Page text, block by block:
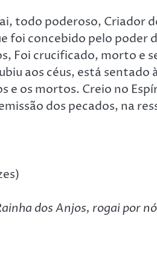
todo poderoso, Criador
foi concebido pelo poder
Foi crucificado, morto e
aos céus, está
e os mortos. Creio no
dos pecados, na
dos Anjos, rogai por